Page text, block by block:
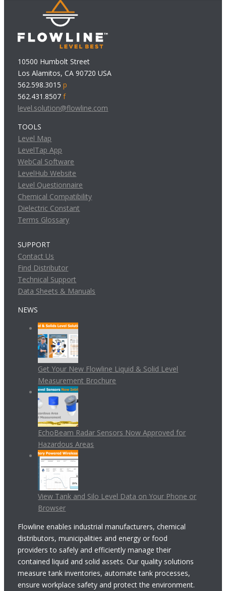
10500 Humbolt Street
Los Alamitos, CA 90720 USA
562.598.3015p
562.431.8507f
level.solution@flowline.com
TOOLS
Level Map
LevelTap App
WebCal Software
LevelHub Website
Level Questionnaire
Chemical Compatibility
Dielectric Constant
Terms Glossary
SUPPORT
Contact Us
Find Distributor
Technical Support
Data Sheets & Manuals
NEWS
Get Your New Flowline Liquid & Solid Level
Measurement Brochure
EchoBeam Radar Sensors Now Approved for
Hazardous Areas
View Tank and Silo Level Data on Your Phone or
Browser
Flowline enables industrial manufacturers, chemical
distributors, municipalities and energy or food
providers to safely and efficiently manage their
contained liquid and solid assets. Our quality solutions
measure tank inventories, automate tank processes,
ensure workplace safety and protect the environment.